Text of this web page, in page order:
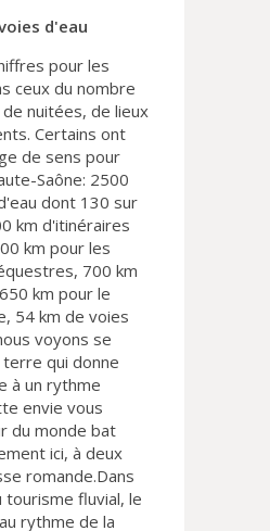
d'eau
pour les
ceux du nombre
nuitées, de lieux
Certains ont
de sens pour
Saône: 2500
dont 130 sur
km d'itinéraires
km pour les
700 km
km pour le
54 km de voies
voyons se
qui donne
à un rythme
envie vous
du monde bat
ici, à deux
romande.Dans
tourisme fluvial, le
rythme de la